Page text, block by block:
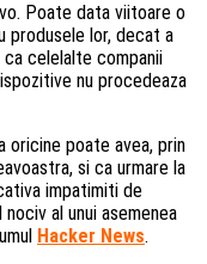
Poate data viitoare o
produsele lor, decat a
ca celelalte companii
nu procedeaza
oricine poate avea, prin
si ca urmare la
impatimiti de
al unui asemenea
Hacker News.